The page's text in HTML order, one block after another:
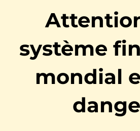
système
mondial